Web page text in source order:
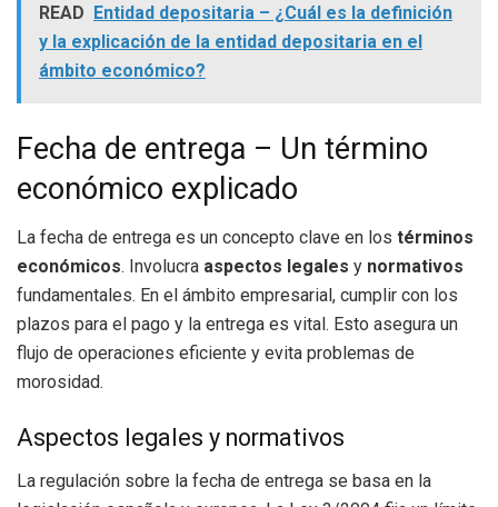
READ Entidad depositaria – ¿Cuál es la definición
y la explicación de la entidad depositaria en el
ámbito económico?
Fecha de entrega – Un término
económico explicado
La fecha de entrega es un concepto clave en los términos
económicos. Involucra aspectos legales y normativos
fundamentales. En el ámbito empresarial, cumplir con los
plazos para el pago y la entrega es vital. Esto asegura un
flujo de operaciones eficiente y evita problemas de
morosidad.
Aspectos legales y normativos
La regulación sobre la fecha de entrega se basa en la